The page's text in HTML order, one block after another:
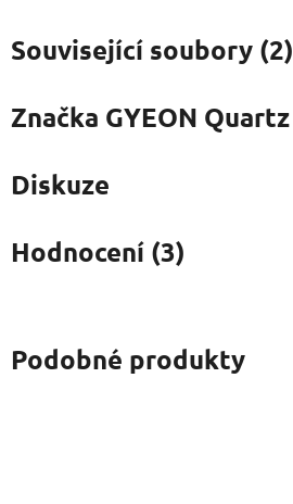
Související soubory (2)
Značka GYEON Quartz
Diskuze
Hodnocení (3)
Podobné produkty